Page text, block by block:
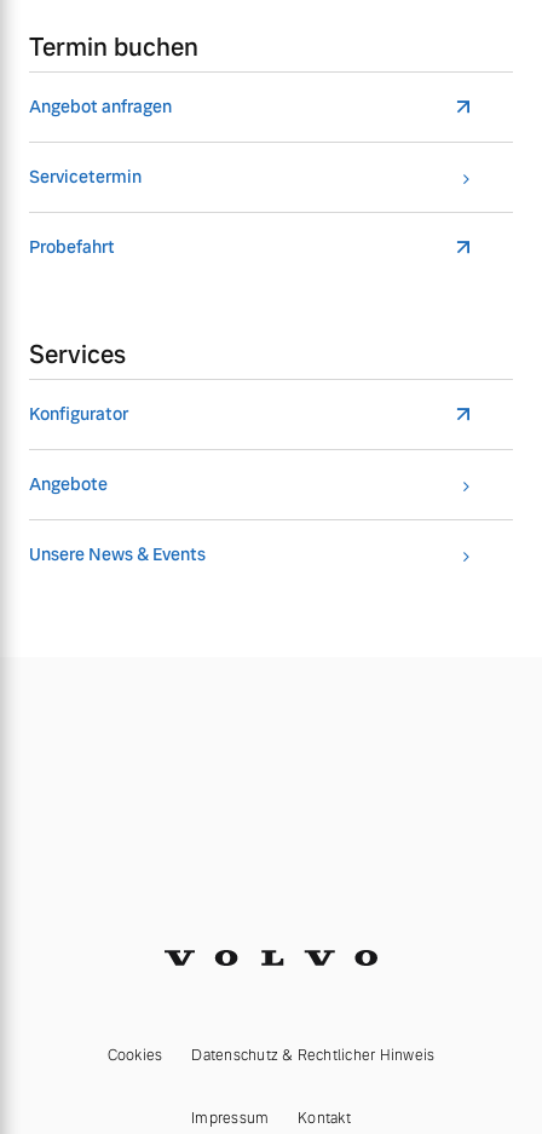
Termin buchen
Angebot anfragen
Servicetermin
Probefahrt
Services
Konfigurator
Angebote
Unsere News & Events
Cookies Datenschutz & Rechtlicher Hinweis
Impressum Kontakt